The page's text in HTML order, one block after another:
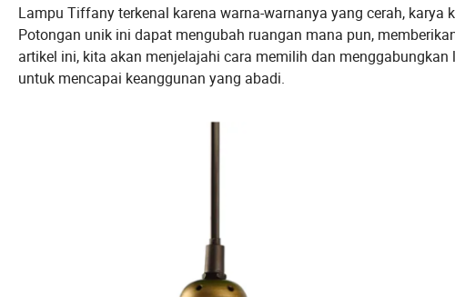
Lampu Tiffany terkenal karena warna-warnanya yang cerah, karya
Potongan unik ini dapat mengubah ruangan mana pun,
artikel ini, kita akan menjelajahi cara memilih dan
untuk mencapai keanggunan yang abadi.